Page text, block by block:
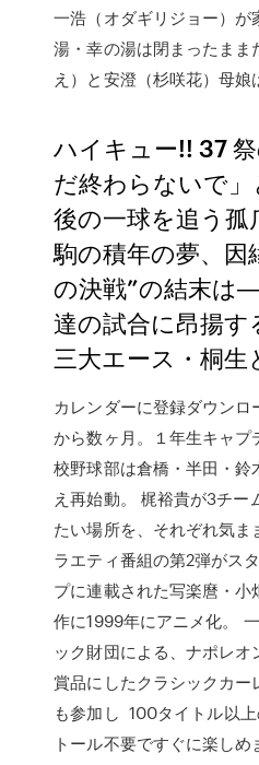
一浩（オダギリジョー）
湯・幸の湯は閉まったまま
え）と安澄（杉咲花）母娘
ハイキュー!! 37
だ終わらないで
後の一球を追う
駒の積年の夢、因
の決戦”の結末は
達の試合に昂揚す
三大エース・桐生
カレンダーに登録ダウン
から数ヶ月。１年生キャプ
校野球部は倉橋・半田・鈴
え再始動。 梶裕貴が3チー
たい場所を、それぞれ気
ラエティ番組の第2弾がス
プに連載された写楽麿・
作に1999年にアニメ化。
ック財団による、ナポレ
賞品にしたクラシックカ
も参加し 100タイトル以
トール不要ですぐに楽し